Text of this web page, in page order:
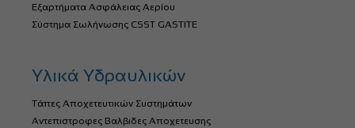
Εξαρτήματα Ασφάλειας Αερίου
Σύστημα Σωλήνωσης CSST GASTITE
Υλικά Υδραυλικών
Τάπες Αποχετευτικών Συστημάτων
Αντεπιστροφες Βαλβιδες Αποχετευσης